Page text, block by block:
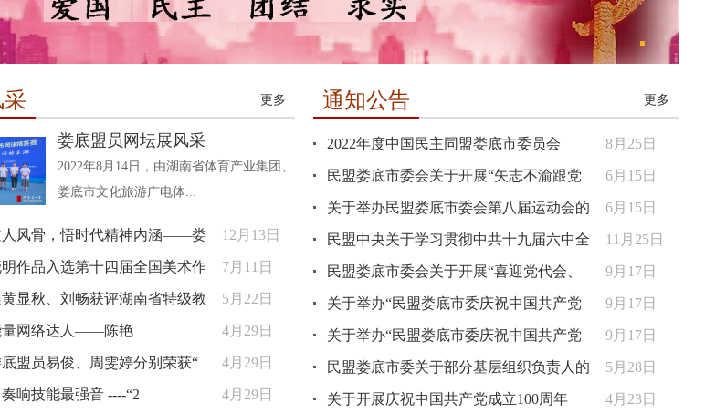
更多
娄底盟员网坛展风采
2022年8月14日，由湖南省体育产业集团、
娄底市文化旅游广电体...
人风骨，悟时代精神内涵——娄 12月13日
作品入选第十四届全国美术作 7月11日
显秋、刘畅获评湖南省特级教 5月22日
量网络达人——陈艳 4月29日
盟员易俊、周雯婷分别荣获“ 4月29日
响技能最强音 ----“2 4月29日
通知公告 更多
2022年度中国民主同盟娄底市委员会 8月25日
民盟娄底市委会关于开展“矢志不渝跟党 6月15日
关于举办民盟娄底市委会第八届运动会的 6月15日
民盟中央关于学习贯彻中共十九届六中全 11月25日
民盟娄底市委会关于开展“喜迎党代会、 9月17日
关于举办“民盟娄底市委庆祝中国共产党 9月17日
关于举办“民盟娄底市委庆祝中国共产党 9月17日
民盟娄底市委关于部分基层组织负责人的 5月28日
关于开展庆祝中国共产党成立100周年 4月23日